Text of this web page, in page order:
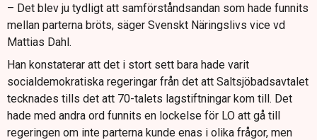
– Det blev ju tydligt att samförståndsandan som hade funnits
mellan parterna bröts, säger Svenskt Näringslivs vice vd
Mattias Dahl.
Han konstaterar att det i stort sett bara hade varit
socialdemokratiska regeringar från det att Saltsjöbadsavtalet
tecknades tills det att 70-talets lagstiftningar kom till. Det
hade med andra ord funnits en lockelse för LO att gå till
regeringen om inte parterna kunde enas i olika frågor, men